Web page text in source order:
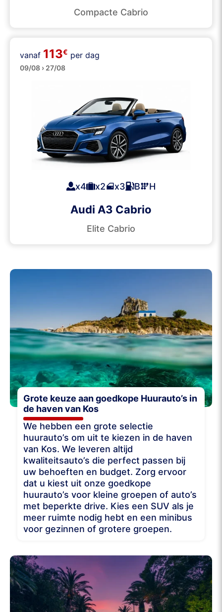
Compacte Cabrio
Cabrio’s
vanaf 113€ per dag
09/08 › 27/08
x4 x2 x3 B H
Audi A3 Cabrio
Elite Cabrio
Grote keuze aan goedkope Huurauto’s in
de haven van Kos
We hebben een grote selectie
huurauto’s om uit te kiezen in de haven
van Kos. We leveren altijd
kwaliteitsauto’s die perfect passen bij
uw behoeften en budget. Zorg ervoor
dat u kiest uit onze goedkope
huurauto’s voor kleine groepen of auto’s
met beperkte drive. Kies een SUV als je
meer ruimte nodig hebt en een minibus
voor gezinnen of grotere groepen.